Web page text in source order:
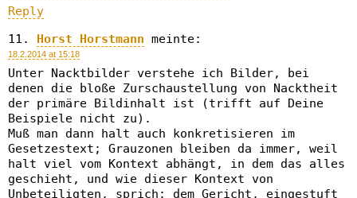
Reply
Horst Horstmann meinte:
18.2.2014 at 15:18
Unter Nacktbilder verstehe ich Bilder, bei
denen die bloße Zurschaustellung von Nacktheit
der primäre Bildinhalt ist (trifft auf Deine
Beispiele nicht zu).
Muß man dann halt auch konkretisieren im
Gesetzestext; Grauzonen bleiben da immer, weil
halt viel vom Kontext abhängt, in dem das alles
geschieht, und wie dieser Kontext von
Unbeteiligten, sprich: dem Gericht, eingestuft